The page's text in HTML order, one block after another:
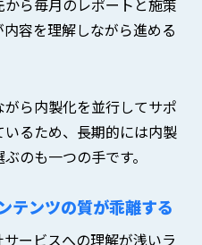
容を理解しながら進める
ら内製化を並行してサポ
るため、長期的には内製
のも一つの手です。
テンツの質が乖離する
ービスへの理解が浅いラ